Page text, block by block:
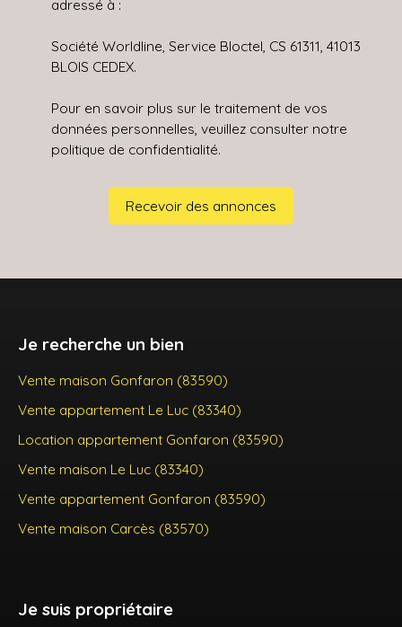
adressé à :
Société Worldline, Service Bloctel, CS 61311, 41013
BLOIS CEDEX.
Pour en savoir plus sur le traitement de vos
données personnelles, veuillez consulter notre
politique de confidentialité.
Recevoir des annonces
Je recherche un bien
Vente maison Gonfaron (83590)
Vente appartement Le Luc (83340)
Location appartement Gonfaron (83590)
Vente maison Le Luc (83340)
Vente appartement Gonfaron (83590)
Vente maison Carcès (83570)
Je suis propriétaire